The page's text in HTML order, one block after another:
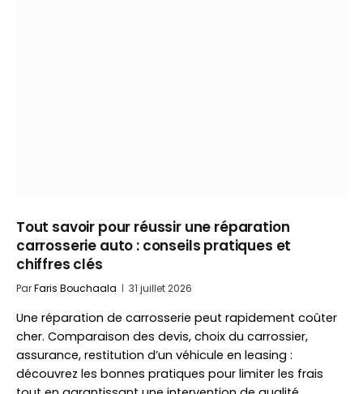
Tout savoir pour réussir une réparation
carrosserie auto : conseils pratiques et
chiffres clés
ParFaris Bouchaala 31 juillet 2026
Une réparation de carrosserie peut rapidement coûter
cher. Comparaison des devis, choix du carrossier,
assurance, restitution d’un véhicule en leasing :
découvrez les bonnes pratiques pour limiter les frais